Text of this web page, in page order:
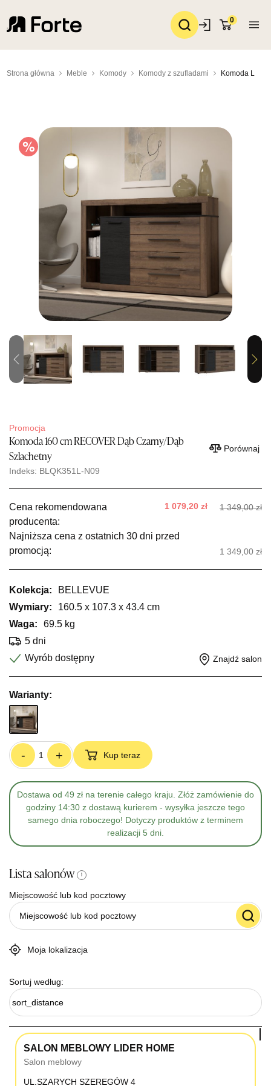
0
Strona główna Meble Komody Komody z szufladami Komoda L
Previous Next
Promocja
Komoda 160 cm RECOVER Dąb Czarny/Dąb
Szlachetny
Indeks: BLQK351L-N09
Porównaj
Cena rekomendowana
producenta:
1 079,20 zł 1 349,00 zł
Najniższa cena z ostatnich 30 dni przed
promocją:
1 349,00 zł
Kolekcja:
BELLEVUE
Wymiary:
160.5 x 107.3 x 43.4 cm
Waga:
69.5 kg
5 dni
Wyrób dostępny
Znajdź salon
Warianty:
- + Kup teraz
Dostawa od 49 zł na terenie całego kraju. Złóż zamówienie do
godziny 14:30 z dostawą kurierem - wysyłka jeszcze tego
samego dnia roboczego! Dotyczy produktów z terminem
realizacji 5 dni.
Lista salonów i
Miejscowość lub kod pocztowy
Moja lokalizacja
Sortuj według:
sort_distance
SALON MEBLOWY LIDER HOME
Salon meblowy
UL.SZARYCH SZEREGÓW 4